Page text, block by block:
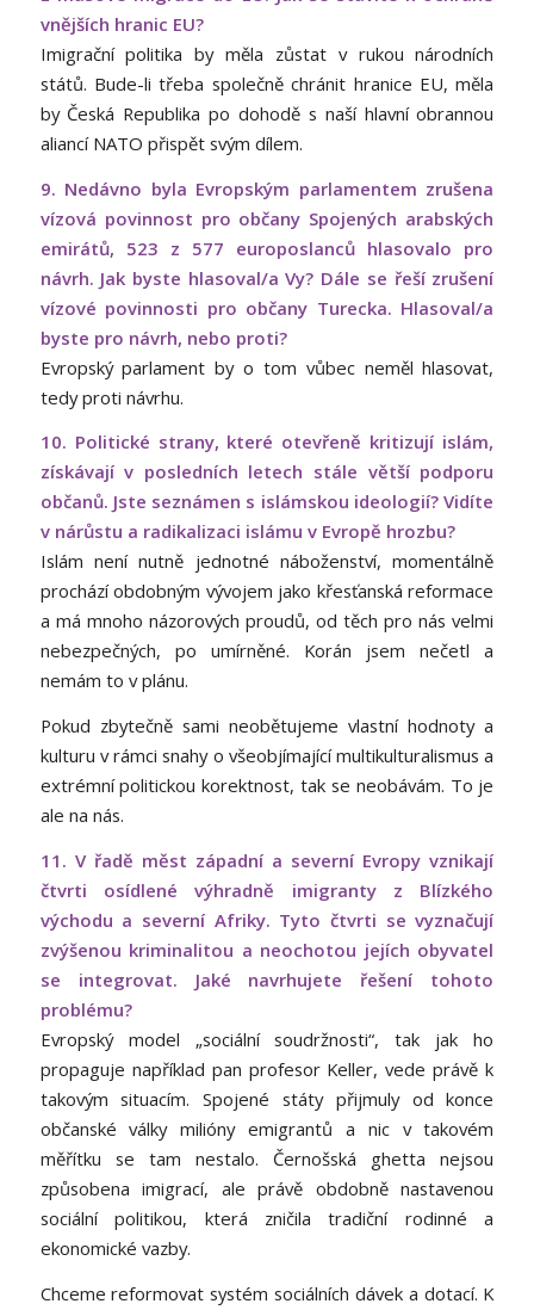
vnějších hranic EU?
Imigrační politika by měla zůstat v rukou národních
států. Bude-li třeba společně chránit hranice EU, měla
by Česká Republika po dohodě s naší hlavní obrannou
aliancí NATO přispět svým dílem.
9. Nedávno byla Evropským parlamentem zrušena
vízová povinnost pro občany Spojených arabských
emirátů, 523 z 577 europoslanců hlasovalo pro
návrh. Jak byste hlasoval/a Vy? Dále se řeší zrušení
vízové povinnosti pro občany Turecka. Hlasoval/a
byste pro návrh, nebo proti?
Evropský parlament by o tom vůbec neměl hlasovat,
tedy proti návrhu.
10. Politické strany, které otevřeně kritizují islám,
získávají v posledních letech stále větší podporu
občanů. Jste seznámen s islámskou ideologií? Vidíte
v nárůstu a radikalizaci islámu v Evropě hrozbu?
Islám není nutně jednotné náboženství, momentálně
prochází obdobným vývojem jako křesťanská reformace
a má mnoho názorových proudů, od těch pro nás velmi
nebezpečných, po umírněné. Korán jsem nečetl a
nemám to v plánu.
Pokud zbytečně sami neobětujeme vlastní hodnoty a
kulturu v rámci snahy o všeobjímající multikulturalismus a
extrémní politickou korektnost, tak se neobávám. To je
ale na nás.
11. V řadě měst západní a severní Evropy vznikají
čtvrti osídlené výhradně imigranty z Blízkého
východu a severní Afriky. Tyto čtvrti se vyznačují
zvýšenou kriminalitou a neochotou jejích obyvatel
se integrovat. Jaké navrhujete řešení tohoto
problému?
Evropský model „sociální soudržnosti“, tak jak ho
propaguje například pan profesor Keller, vede právě k
takovým situacím. Spojené státy přijmuly od konce
občanské války milióny emigrantů a nic v takovém
měřítku se tam nestalo. Černošská ghetta nejsou
způsobena imigrací, ale právě obdobně nastavenou
sociální politikou, která zničila tradiční rodinné a
ekonomické vazby.
Chceme reformovat systém sociálních dávek a dotací. K